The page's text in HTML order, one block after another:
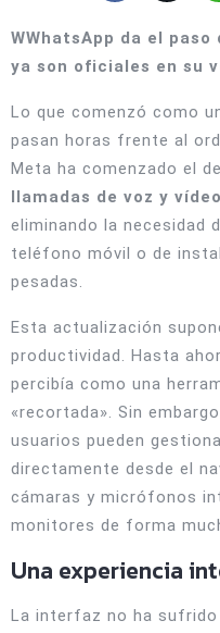
WWhatsApp da el
ya son oficiales en su
Lo que comenzó como
pasan horas frente al
Meta ha comenzado el
llamadas de voz y
eliminando la necesidad
teléfono móvil o de
pesadas.
Esta actualización
productividad. Hasta
percibía como una
«recortada». Sin
usuarios pueden
directamente desde el
cámaras y micrófonos
monitores de forma
Una experiencia
La interfaz no ha